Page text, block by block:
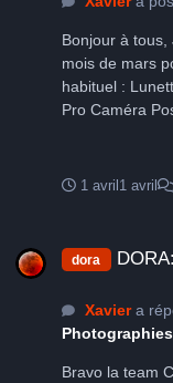
Bonjour à
mois de mars
habituel :
Pro Caméra
optimale : Fwhm de 4.85 à
avec SIRIL et
faute sans
commenter.
1 avril 1 avril
dora
Xaviera
Bravo la team